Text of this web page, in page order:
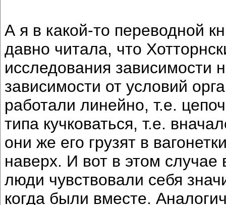
А я в какой-то переводной
давно читала, что
исследования зависимости
зависимости от условий
работали линейно, т.е.
типа кучковаться, т.е.
они же его грузят в
наверх. И вот в этом случае
люди чувствовали себя
когда были вместе.